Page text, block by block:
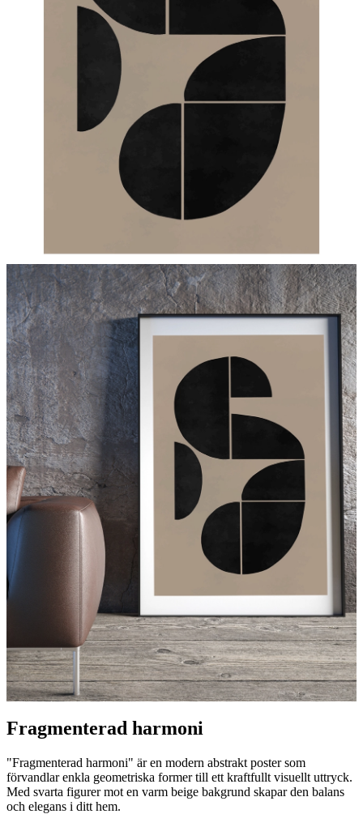
Fragmenterad harmoni
"Fragmenterad harmoni" är en modern abstrakt poster som
förvandlar enkla geometriska former till ett kraftfullt visuellt uttryck.
Med svarta figurer mot en varm beige bakgrund skapar den balans
och elegans i ditt hem.